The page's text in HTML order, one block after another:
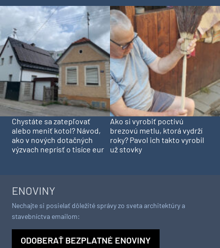
Chystáte sa zatepľovať
alebo meniť kotol? Návod,
ako v nových dotačných
výzvach neprísť o tisíce eur
Ako si vyrobiť poctivú
brezovú metlu, ktorá vydrží
roky? Pavol ich takto vyrobil
už stovky
ENOVINY
Nechajte si posielať dôležité správy zo sveta architektúry a
stavebníctva emailom:
ODOBERAŤ BEZPLATNÉ ENOVINY